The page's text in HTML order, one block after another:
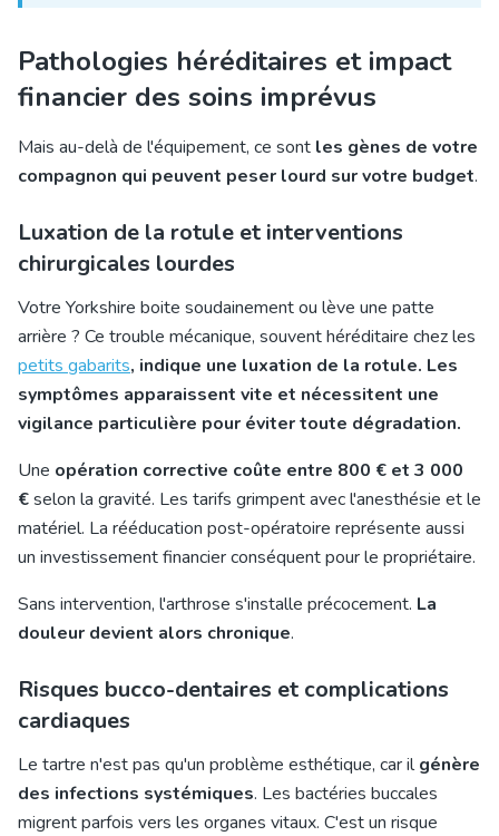
Pathologies héréditaires et impact
financier des soins imprévus
Mais au-delà de l'équipement, ce sont les gènes de votre
compagnon qui peuvent peser lourd sur votre budget.
Luxation de la rotule et interventions
chirurgicales lourdes
Votre Yorkshire boite soudainement ou lève une patte
arrière ? Ce trouble mécanique, souvent héréditaire chez les
petits gabarits, indique une luxation de la rotule. Les
symptômes apparaissent vite et nécessitent une
vigilance particulière pour éviter toute dégradation.
Une opération corrective coûte entre 800 € et 3 000
€selon la gravité. Les tarifs grimpent avec l'anesthésie et le
matériel. La rééducation post-opératoire représente aussi
un investissement financier conséquent pour le propriétaire.
Sans intervention, l'arthrose s'installe précocement. La
douleur devient alors chronique.
Risques bucco-dentaires et complications
cardiaques
Le tartre n'est pas qu'un problème esthétique, car ilgénère
des infections systémiques. Les bactéries buccales
migrent parfois vers les organes vitaux. C'est un risque